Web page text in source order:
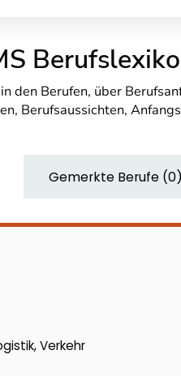
den Berufen, über
Berufsaussichten,
Gemerkte Berufe (0)
Verkehr